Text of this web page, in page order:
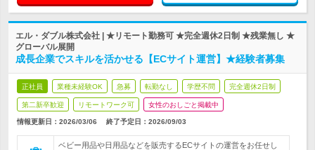
エル・ダブル株式会社 | ★リモート勤務可 ★完全週休2日制 ★残業無し ★
グローバル展開
成長企業でスキルを活かせる【ECサイト運営】★経験者募集
正社員 業種未経験OK 急募 転勤なし 学歴不問 完全週休2日制
第二新卒歓迎 リモートワーク可 女性のおしごと掲載中
情報更新日：2026/03/06 終了予定日： 2026/09/03
ベビー用品や日用品などを販売するECサイトの運営をお任せし